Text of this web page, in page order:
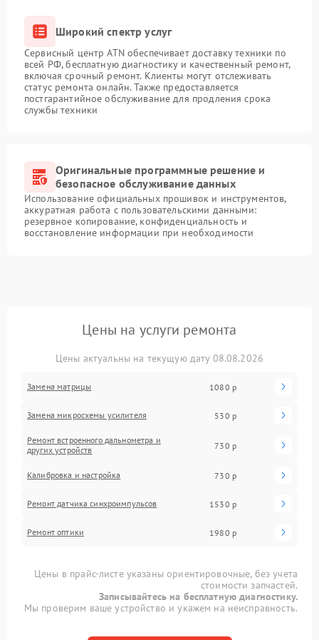
Широкий спектр услуг
Сервисный центр ATN обеспечивает доставку техники по
всей РФ, бесплатную диагностику и качественный ремонт,
включая срочный ремонт. Клиенты могут отслеживать
статус ремонта онлайн. Также предоставляется
постгарантийное обслуживание для продления срока
службы техники
Оригинальные программные решение и
безопасное обслуживание данных
Использование официальных прошивок и инструментов,
аккуратная работа с пользовательскими данными:
резервное копирование, конфиденциальность и
восстановление информации при необходимости
Цены на услуги ремонта
Цены актуальны на текущую дату 08.08.2026
Замена матрицы 1080 р
Замена микросхемы усилителя 530 р
Ремонт встроенного дальнометра и
других устройств
730 р
Калибровка и настройка 730 р
Ремонт датчика синхроимпульсов 1530 р
Ремонт оптики 1980 р
Цены в прайс-листе указаны ориентировочные, без учета
стоимости запчастей.
Записывайтесь на бесплатную диагностику.
Мы проверим ваше устройство и укажем на неисправность.